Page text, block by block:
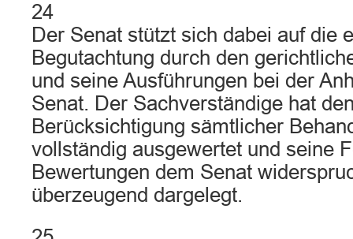
24
Der Senat stützt sich dabei auf die
Begutachtung durch den
und seine Ausführungen bei der
Senat. Der Sachverständige hat
Berücksichtigung sämtlicher
vollständig ausgewertet und seine
Bewertungen dem Senat
überzeugend dargelegt.